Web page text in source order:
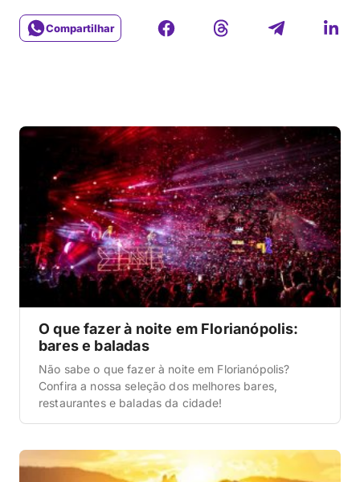
Compartilhar
O que fazer à noite em Florianópolis:
bares e baladas
Não sabe o que fazer à noite em Florianópolis?
Confira a nossa seleção dos melhores bares,
restaurantes e baladas da cidade!